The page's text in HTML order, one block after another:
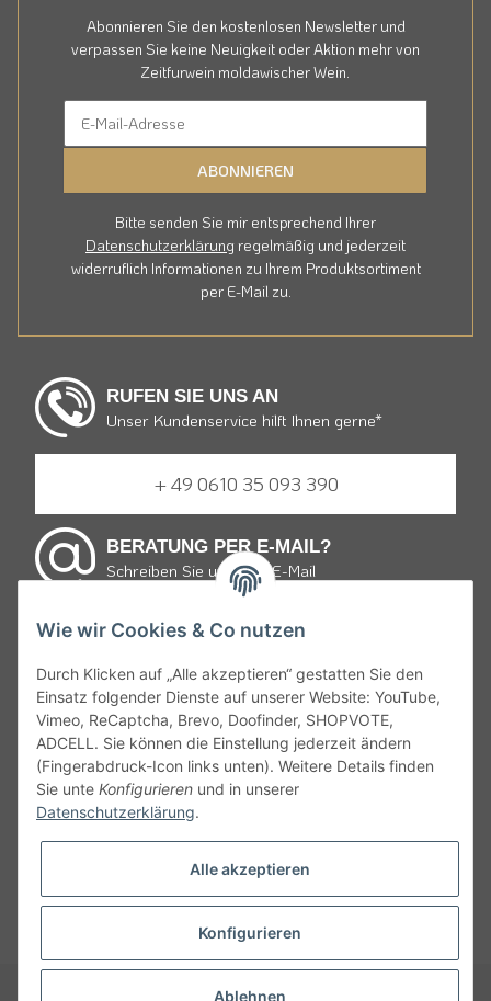
Abonnieren Sie den kostenlosen Newsletter und
verpassen Sie keine Neuigkeit oder Aktion mehr von
Zeitfurwein moldawischer Wein.
ABONNIEREN
Bitte senden Sie mir entsprechend Ihrer
Datenschutzerklärungregelmäßig und jederzeit
widerruflich Informationen zu Ihrem Produktsortiment
per E-Mail zu.
RUFEN SIE UNS AN
Unser Kundenservice hilft Ihnen gerne*
+ 49 0610 35 093 390
BERATUNG PER E-MAIL?
Schreiben Sie uns eine E-Mail
E-mail schreiben
* von Montag bis Freitag 9:30 bis 19:00 Uhr und Samstag
von 10:00 bis 15:00 Uhr zum Ortstarif.
Gemäß § 9 JuSchG dürfen Bier, Wein, weinähnliche Getränke
und Schaumwein sowie Mischungen mit diesen an Kinder und
werden. Daher appelieren wir an alle, ehrliche Angaben bei
Ihrem Alter zu machen denn Jugendlichen unter 18 Jahren ist es
nicht erlaubt, bei zeitfurwein.de zu bestellen.
* Alle Preise inkl. gesetzl. Mehrwertsteuer, zzgl.
Wie wir Cookies & Co nutzen
Durch Klicken auf „Alle akzeptieren“ gestatten Sie den
Einsatz folgender Dienste auf unserer Website: YouTube,
Vimeo, ReCaptcha, Brevo, Doofinder, SHOPVOTE,
ADCELL. Sie können die Einstellung jederzeit ändern
(Fingerabdruck-Icon links unten). Weitere Details finden
Sie unte Konfigurieren und in unserer
Datenschutzerklärung.
Alle akzeptieren
Konfigurieren
Ablehnen